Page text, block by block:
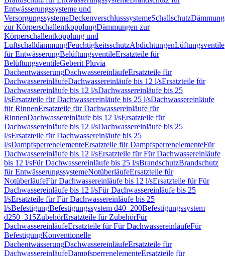
Entwässerungssysteme und
VersorgungssystemeDeckenverschlusssystemeSchallschutz
zur KörperschallentkopplungDämmungen zur
Körperschallentkopplung und
LuftschalldämmungFeuchtigkeitsschutzAbdichtungenLüftungsventile
für EntwässerungBelüftungsventileErsatzteile für
BelüftungsventileGeberit Pluvia
DachentwässerungDachwassereinläufeErsatzteile für
DachwassereinläufeDachwassereinläufe bis 12 l/sErsatzteile für
Dachwassereinläufe bis 12 l/sDachwassereinläufe bis 25
l/sErsatzteile für Dachwassereinläufe bis 25 l/sDachwassereinläufe
für RinnenErsatzteile für Dachwassereinläufe für
RinnenDachwassereinläufe bis 12 l/sErsatzteile für
Dachwassereinläufe bis 12 l/sDachwassereinläufe bis 25
l/sErsatzteile für Dachwassereinläufe bis 25
l/sDampfsperrenelementeErsatzteile für DampfsperrenelementeFür
Dachwassereinläufe bis 12 l/sErsatzteile für Für Dachwassereinläufe
bis 12 l/sFür Dachwassereinläufe bis 25 l/sBrandschutzBrandschutz
für EntwässerungssystemeNotüberläufeErsatzteile für
NotüberläufeFür Dachwassereinläufe bis 12 l/sErsatzteile für Für
Dachwassereinläufe bis 12 l/sFür Dachwassereinläufe bis 25
l/sErsatzteile für Für Dachwassereinläufe bis 25
l/sBefestigungBefestigungssystem d40–200Befestigungssystem
d250–315ZubehörErsatzteile für ZubehörFür
DachwassereinläufeErsatzteile für Für DachwassereinläufeFür
BefestigungKonventionelle
DachentwässerungDachwassereinläufeErsatzteile für
DachwassereinläufeDampfsperrenelementeErsatzteile für